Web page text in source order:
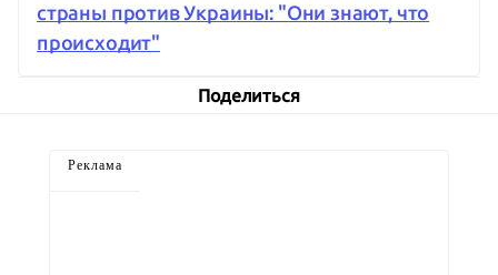
страны против Украины: "Они знают, что
происходит"
Поделиться
Реклама